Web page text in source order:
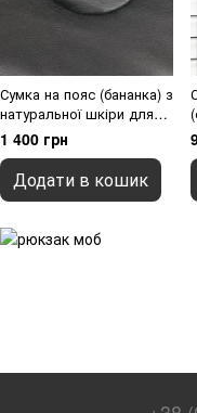
Сумка на пояс (бананка) з
натуральної шкіри для
чоловіків та жінок ,
Чорний
1 400 грн
Додати в кошик